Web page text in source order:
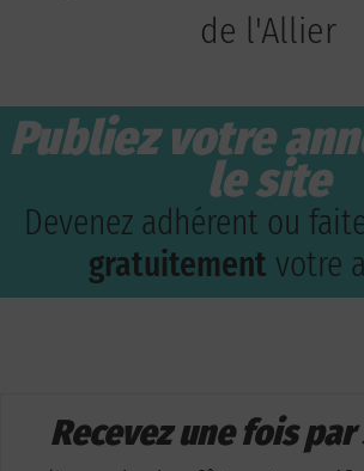
de l'Allier
Publiez votre
le site
Devenez adhérent ou
gratuitement votre
Recevez une fois